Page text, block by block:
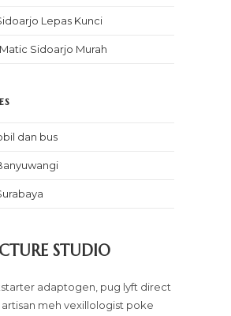
Lepas Kunci
Sidoarjo Murah
dan bus
STUDIO
adaptogen, pug lyft direct
meh vexillologist poke